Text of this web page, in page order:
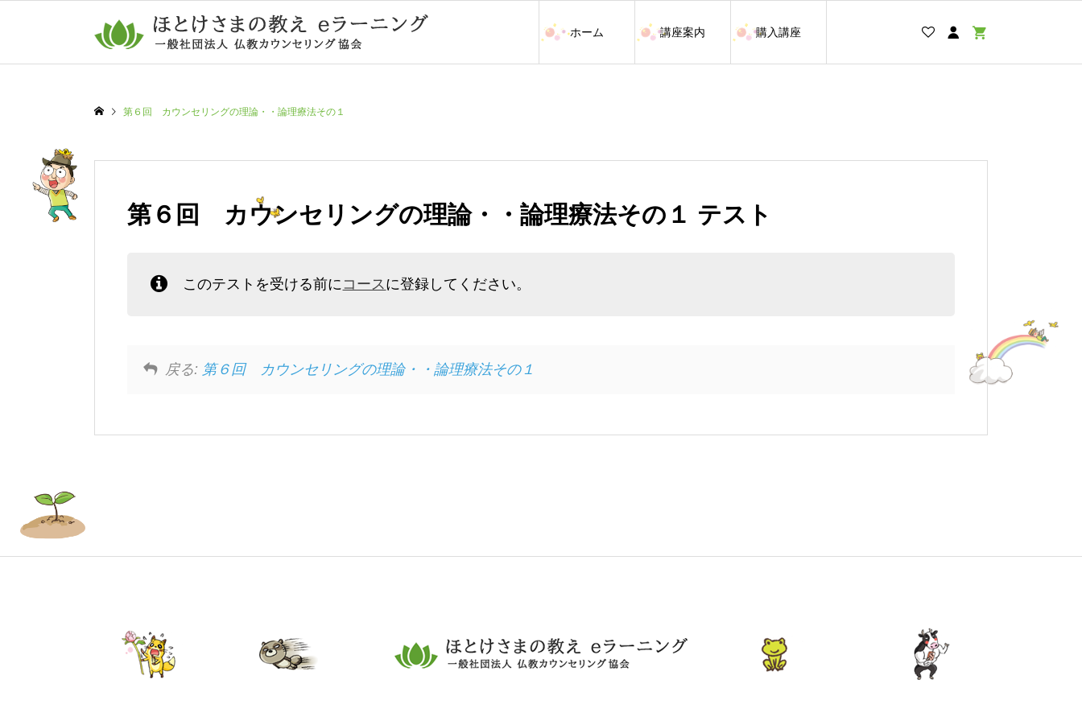
ホーム 講座案内 購入講座
第６回 カウンセリングの理論・・論理療法その１
第６回 カウンセリングの理論・・論理療法その１ テスト
このテストを受ける前にコースに登録してください。
戻る: 第６回 カウンセリングの理論・・論理療法その１